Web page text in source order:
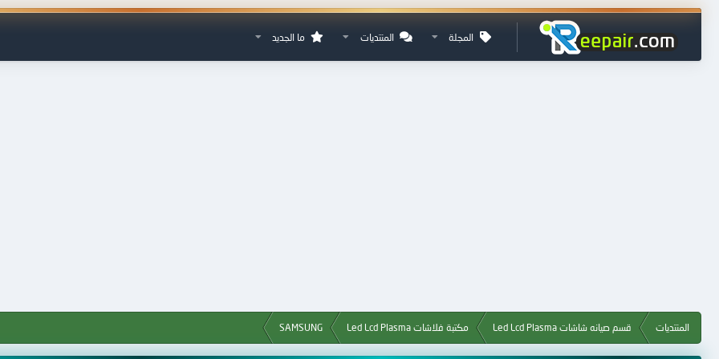
المجلة المنتديات ما الجديد
المنتديات قسم صيانه شاشات Led Lcd Plasma مكتبة فلاشات Led Lcd Plasma SAMSUNG